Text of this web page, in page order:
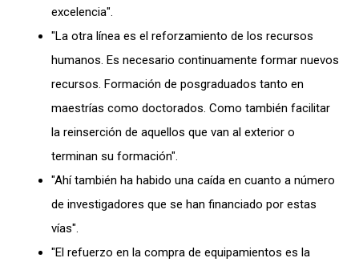
excelencia".
"La otra línea es el reforzamiento de los recursos
humanos. Es necesario continuamente formar nuevos
recursos. Formación de posgraduados tanto en
maestrías como doctorados. Como también facilitar
la reinserción de aquellos que van al exterior o
terminan su formación".
"Ahí también ha habido una caída en cuanto a número
de investigadores que se han financiado por estas
vías".
"El refuerzo en la compra de equipamientos es la